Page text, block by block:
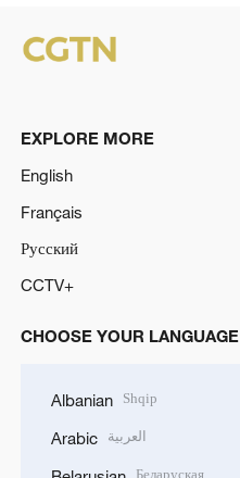
EXPLORE MORE
English
Français
Русский
CCTV+
CHOOSE YOUR LANGUAGE
Albanian Shqip
Arabic العربية